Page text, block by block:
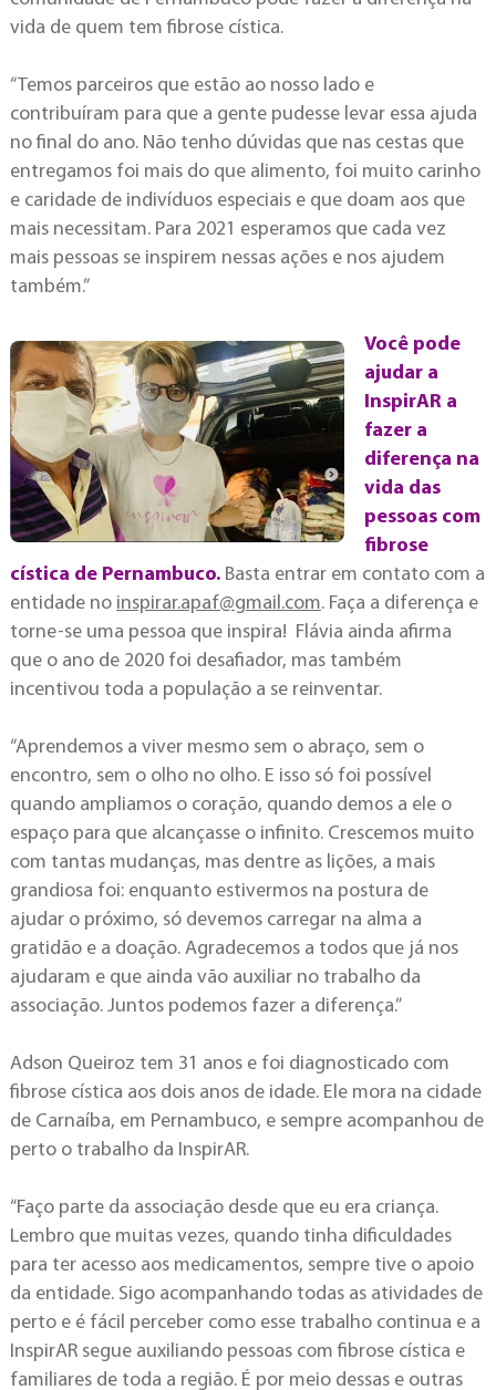
vida de quem tem fibrose cística.
“Temos parceiros que estão ao nosso lado e
contribuíram para que a gente pudesse levar essa ajuda
no final do ano. Não tenho dúvidas que nas cestas que
entregamos foi mais do que alimento, foi muito carinho
e caridade de indivíduos especiais e que doam aos que
mais necessitam. Para 2021 esperamos que cada vez
mais pessoas se inspirem nessas ações e nos ajudem
também.”
Você pode
ajudar a
InspirAR a
fazer a
diferença na
vida das
pessoas com
fibrose
cística de Pernambuco.Basta entrar em contato com a
entidade no inspirar.apaf@gmail.com. Faça a diferença e
torne-se uma pessoa que inspira! Flávia ainda afirma
que o ano de 2020 foi desafiador, mas também
incentivou toda a população a se reinventar.
“Aprendemos a viver mesmo sem o abraço, sem o
encontro, sem o olho no olho. E isso só foi possível
quando ampliamos o coração, quando demos a ele o
espaço para que alcançasse o infinito. Crescemos muito
com tantas mudanças, mas dentre as lições, a mais
grandiosa foi: enquanto estivermos na postura de
ajudar o próximo, só devemos carregar na alma a
gratidão e a doação. Agradecemos a todos que já nos
ajudaram e que ainda vão auxiliar no trabalho da
associação. Juntos podemos fazer a diferença.”
Adson Queiroz tem 31 anos e foi diagnosticado com
fibrose cística aos dois anos de idade. Ele mora na cidade
de Carnaíba, em Pernambuco, e sempre acompanhou de
perto o trabalho da InspirAR.
“Faço parte da associação desde que eu era criança.
Lembro que muitas vezes, quando tinha dificuldades
para ter acesso aos medicamentos, sempre tive o apoio
da entidade. Sigo acompanhando todas as atividades de
perto e é fácil perceber como esse trabalho continua e a
InspirAR segue auxiliando pessoas com fibrose cística e
familiares de toda a região. É por meio dessas e outras